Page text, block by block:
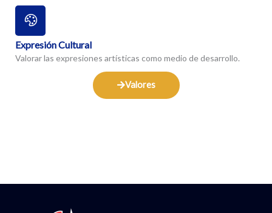
Expresión Cultural
Valorar las expresiones artísticas como medio de desarrollo.
Valores